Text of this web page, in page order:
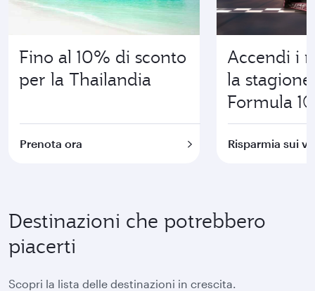
Fino al 10% di sconto
per la Thailandia
Prenota ora
Accendi i
la
Formula
Risparmia sui
Destinazioni che potrebbero
piacerti
Scopri la lista delle destinazioni in crescita.